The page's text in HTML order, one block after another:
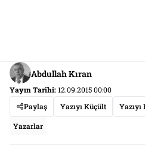
Abdullah Kıran
Yayın Tarihi:12.09.2015 00:00
Paylaş
Yazıyı Küçült Yazıyı
Yazarlar